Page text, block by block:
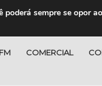
COMERCIAL
sempre se opor